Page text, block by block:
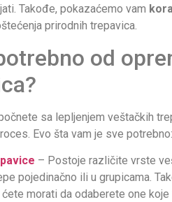
Takođe, pokazaćemo vam
prirodnih trepavica.
od
sa lepljenjem veštačkih
Evo šta vam je sve potrebno:
– Postoje različite vrste
pojedinačno ili u grupicama.
ćete morati da odaberete one